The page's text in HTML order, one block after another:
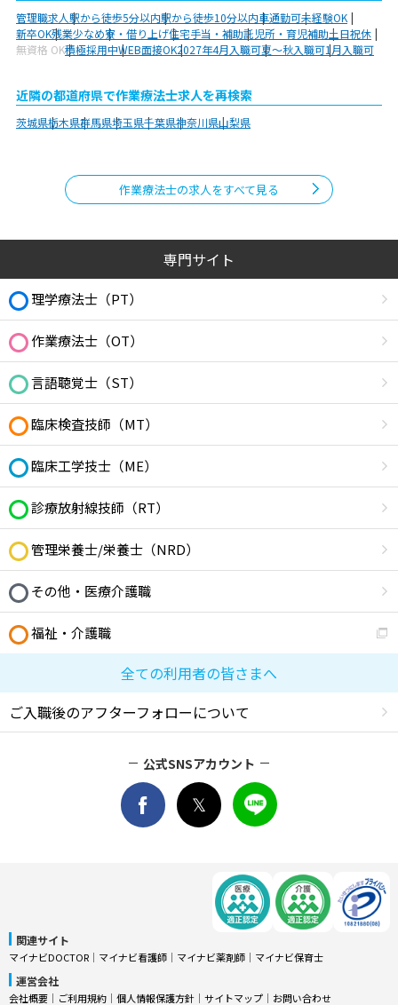
管理職求人駅から徒歩5分以内駅から徒歩10分以内車通勤可未経験OK
新卒OK残業少なめ寮・借り上げ住宅手当・補助託児所・育児補助土日祝休
無資格 OK積極採用中WEB面接OK2027年4月入職可夏～秋入職可1月入職可
近隣の都道府県で作業療法士求人を再検索
茨城県栃木県群馬県埼玉県千葉県神奈川県山梨県
作業療法士の求人をすべて見る
専門サイト
理学療法士（PT）
作業療法士（OT）
言語聴覚士（ST）
臨床検査技師（MT）
臨床工学技士（ME）
診療放射線技師（RT）
管理栄養士/栄養士（NRD）
その他・医療介護職
福祉・介護職
全ての利用者の皆さまへ
ご入職後のアフターフォローについて
公式SNSアカウント
関連サイト
マイナビDOCTOR │ マイナビ看護師 │ マイナビ薬剤師 │ マイナビ保育士
運営会社
会社概要 │ ご利用規約 │ 個人情報保護方針 │ サイトマップ │ お問い合わせ